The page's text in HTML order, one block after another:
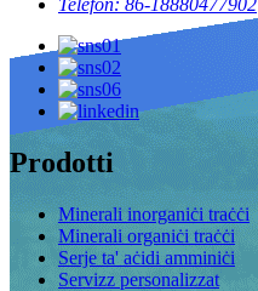
Telefon: 86-18880477902
Prodotti
Minerali inorganiċi traċċi
Minerali organiċi traċċi
Serje ta' aċidi amminiċi
Servizz personalizzat